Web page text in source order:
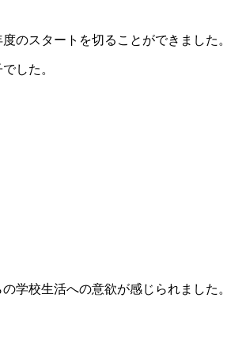
のスタートを切ることができました。
した。
学校生活への意欲が感じられました。